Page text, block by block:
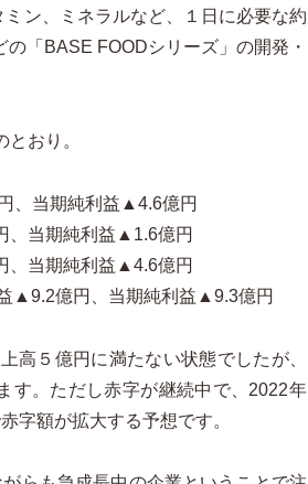
ン、ミネラルなど、１日に必要な約
「BASE FOODシリーズ」の開発・
おり。
、当期純利益▲4.6億円
、当期純利益▲1.6億円
、当期純利益▲4.6億円
▲9.2億円、当期純利益▲9.3億円
高５億円に満たない状態でしたが、
す。ただし赤字が継続中で、2022年
字額が拡大する予想です。